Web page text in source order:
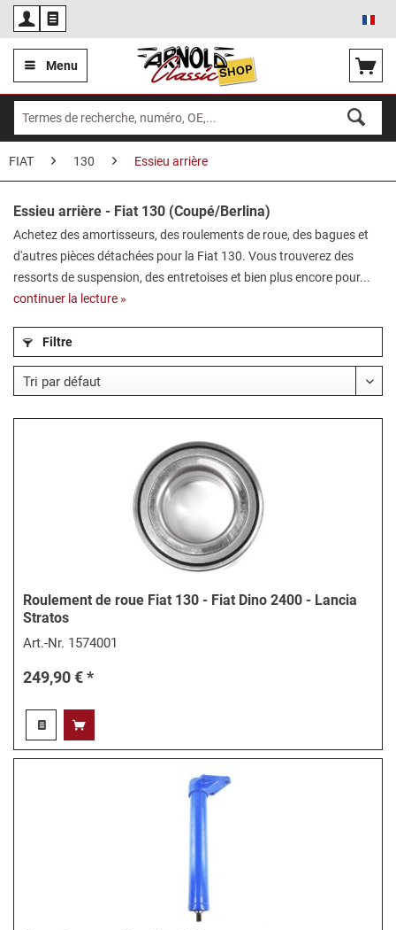
Menu
FIAT 130 Essieu arrière
Essieu arrière - Fiat 130 (Coupé/Berlina)
Achetez des amortisseurs, des roulements de roue, des bagues et
d'autres pièces détachées pour la Fiat 130. Vous trouverez des
ressorts de suspension, des entretoises et bien plus encore pour...
continuer la lecture »
Filtre
Roulement de roue Fiat 130 - Fiat Dino 2400 - Lancia
Stratos
Art.-Nr. 1574001
249,90 € *